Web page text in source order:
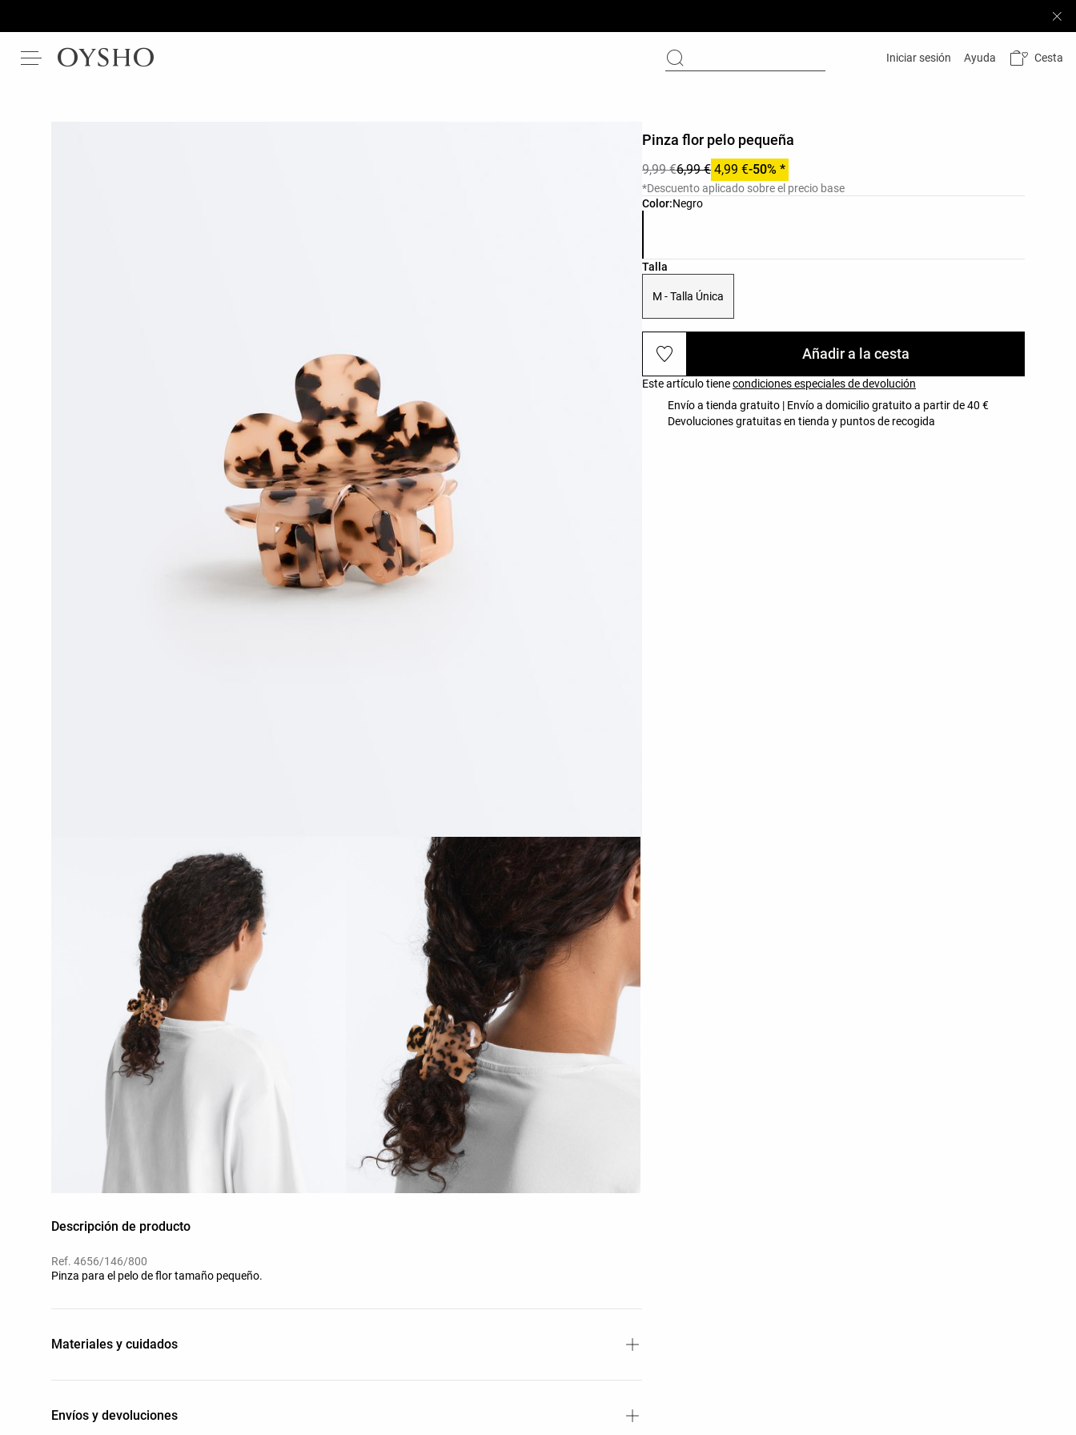
Iniciar sesión Ayuda Cesta
Descripción de producto
Ref. 4656/146/800
Pinza para el pelo de flor tamaño pequeño.
Materiales y cuidados
Envíos y devoluciones
Color:Negro
Lista de colores del producto
Pinza flor pelo pequeña
9,99 €6,99 € 4,99 €-50% *
*Descuento aplicado sobre el precio base
Talla
Lista de tallas del producto
M - Talla Única
Añadir a la cesta
Este artículo tienecondiciones especiales de devolución
Envío a tienda gratuito | Envío a domicilio gratuito a partir de 40 €
Devoluciones gratuitas en tienda y puntos de recogida